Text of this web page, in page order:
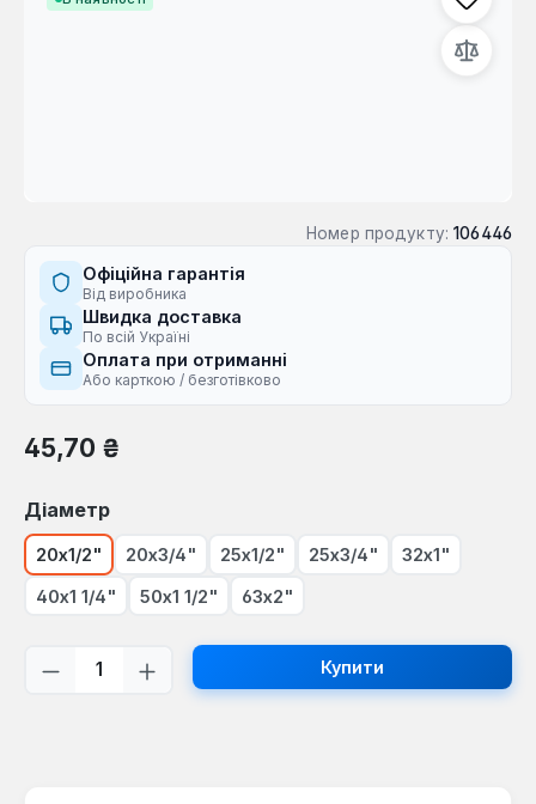
Номер продукту: 106446
Офіційна гарантія
Від виробника
Швидка доставка
По всій Україні
Оплата при отриманні
Або карткою / безготівково
Звичайна ціна:
45,70 ₴
Виберіть
Діаметр
20x1/2" 20x3/4" 25x1/2" 25x3/4" 32x1"
40x1 1/4" 50х1 1/2" 63x2"
Кількість товару: Введіть потрібну
Купити